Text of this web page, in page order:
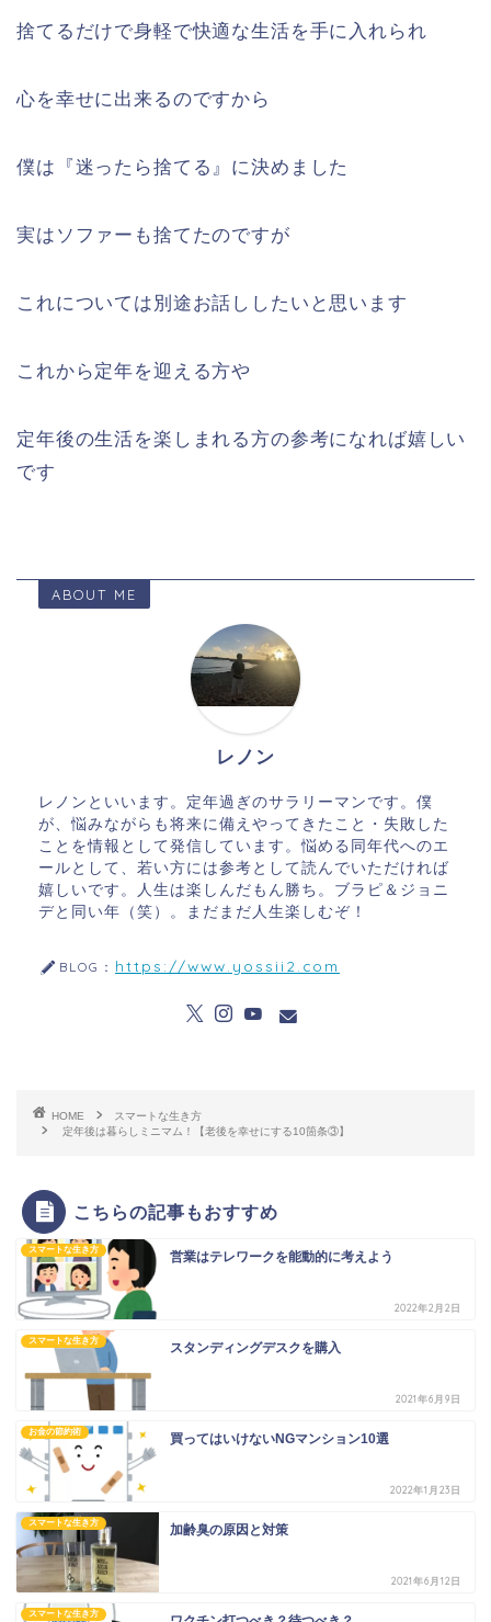
捨てるだけで身軽で快適な生活を手に入れられ
心を幸せに出来るのですから
僕は『迷ったら捨てる』に決めました
実はソファーも捨てたのですが
これについては別途お話ししたいと思います
これから定年を迎える方や
定年後の生活を楽しまれる方の参考になれば嬉しい
です
ABOUT ME
レノン
レノンといいます。定年過ぎのサラリーマンです。僕
が、悩みながらも将来に備えやってきたこと・失敗した
ことを情報として発信しています。悩める同年代へのエ
ールとして、若い方には参考として読んでいただければ
嬉しいです。人生は楽しんだもん勝ち。ブラピ＆ジョニ
デと同い年（笑）。まだまだ人生楽しむぞ！
BLOG： https://www.yossii2.com
HOME
スマートな生き方
定年後は暮らしミニマム！【老後を幸せにする10箇条③】
こちらの記事もおすすめ
スマートな生き方 営業はテレワークを能動的に考えよう
2022年2月2日
スマートな生き方 スタンディングデスクを購入
2021年6月9日
お金の節約術 買ってはいけないNGマンション10選
2022年1月23日
スマートな生き方 加齢臭の原因と対策
2021年6月12日
スマートな生き方